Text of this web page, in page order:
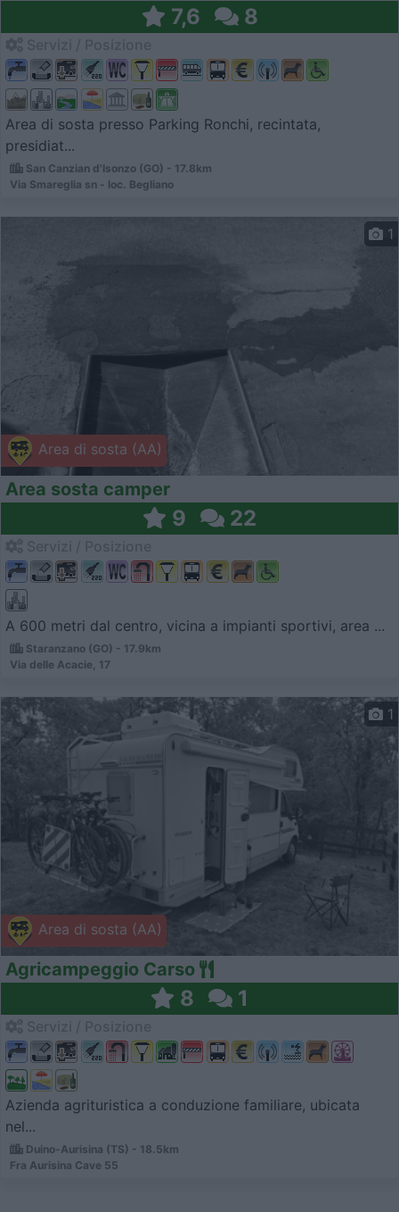
7,6 8
Area di sosta presso Parking Ronchi, recintata,
presidiat...
San Canzian d'Isonzo (GO) - 17.8km
Via Smareglia sn - loc. Begliano
Area di sosta (AA)
1
Area sosta camper
9 22
A 600 metri dal centro, vicina a impianti sportivi, area ...
Staranzano (GO) - 17.9km
Via delle Acacie, 17
Area di sosta (AA)
1
Agricampeggio Carso
8 1
Azienda agrituristica a conduzione familiare, ubicata
nel...
Duino-Aurisina (TS) - 18.5km
Fra Aurisina Cave 55